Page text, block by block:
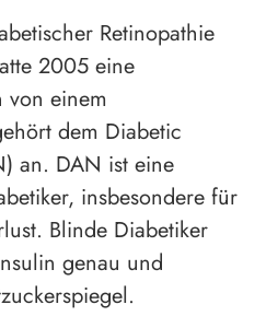
Retinopathie
2005 eine
von einem
dem Diabetic
an. DAN ist eine
insbesondere für
Blinde Diabetiker
genau und